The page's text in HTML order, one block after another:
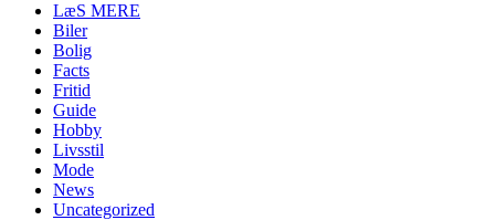
LæS MERE
Biler
Bolig
Facts
Fritid
Guide
Hobby
Livsstil
Mode
News
Uncategorized